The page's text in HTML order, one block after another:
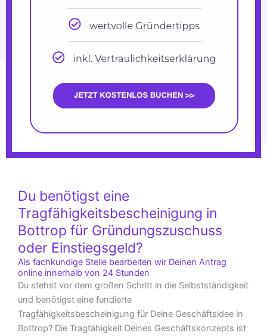
Du benötigst eine
Tragfähigkeitsbescheinigung in
Bottrop für Gründungszuschuss
oder Einstiegsgeld?
Als fachkundige Stelle bearbeiten wir Deinen Antrag
online innerhalb von 24 Stunden
Du stehst vor dem großen Schritt in die Selbstständigkeit
und benötigst eine fundierte
Tragfähigkeitsbescheinigung für Deine Geschäftsidee in
Bottrop? Die Tragfähigkeit Deines Geschäftskonzepts ist